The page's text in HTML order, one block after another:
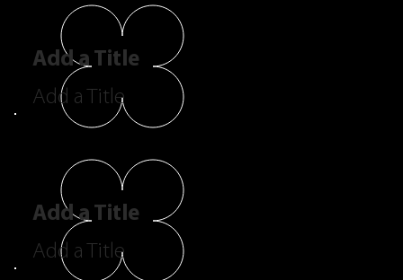
Add a Title
Add a Title
Add a Title
Add a Title